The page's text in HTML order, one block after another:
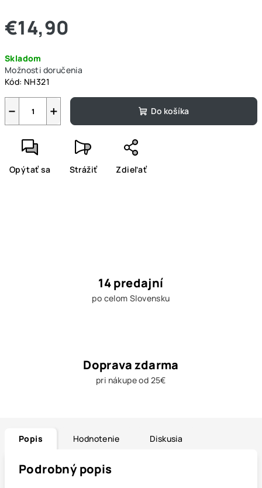
€14,90
cena:
Skladom
Možnosti doručenia
Kód: NH321
+
− Do košíka
Opýtať sa Strážiť Zdieľať
14 predajní
po celom Slovensku
Doprava zdarma
pri nákupe od 25€
Popis Hodnotenie Diskusia
Podrobný popis